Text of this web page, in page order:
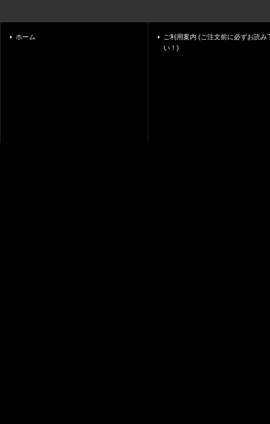
ホーム
ご利用案内 (ご注文前に必ずお読み
い！)